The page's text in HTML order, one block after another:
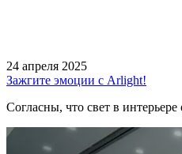
24 апреля 2025
Зажгите эмоции с Arlight!
Согласны, что свет в интерьере